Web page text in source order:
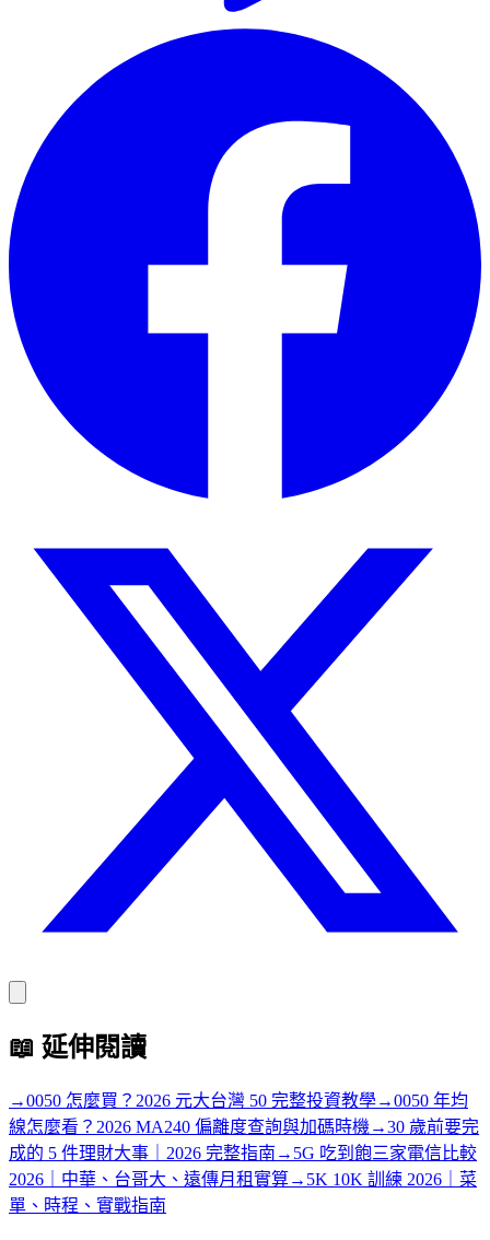
📖 延伸閱讀
→0050 怎麼買？2026 元大台灣 50 完整投資教學→0050 年均
線怎麼看？2026 MA240 偏離度查詢與加碼時機 →30 歲前要完
成的 5 件理財大事｜2026 完整指南 → 5G 吃到飽三家電信比較
2026｜中華、台哥大、遠傳月租實算→ 5K 10K 訓練 2026｜菜
單、時程、實戰指南